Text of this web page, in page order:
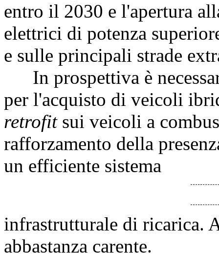
entro il 2030 e l'apertura
elettrici di potenza
e sulle principali strade
In prospettiva è
per l'acquisto di veicoli
retrofitsui veicoli a
rafforzamento della
un efficiente sistema
infrastrutturale di ricarica.
abbastanza carente.